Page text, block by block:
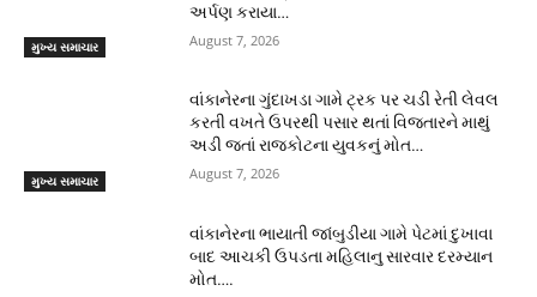
મુખ્ય સમાચાર
અર્પણ કરાયા…
August 7, 2026
મુખ્ય સમાચાર
વાંકાનેરના ગુંદાખડા ગામે ટ્રક પર ચડી રેતી લેવલ
કરતી વખતે ઉપરથી પસાર થતાં વિજતારને માથું
અડી જતાં રાજકોટના યુવકનું મોત…
August 7, 2026
વાંકાનેરના ભાયાતી જાંબુડીયા ગામે પેટમાં દુખાવા
બાદ આચકી ઉપડતા મહિલાનુ સારવાર દરમ્યાન
મોત….